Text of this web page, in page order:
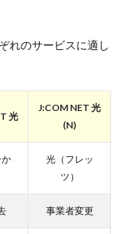
れのサービスに適し
光
J:COM NET 光
(N)
光（フレッ
ツ）
事業者変更